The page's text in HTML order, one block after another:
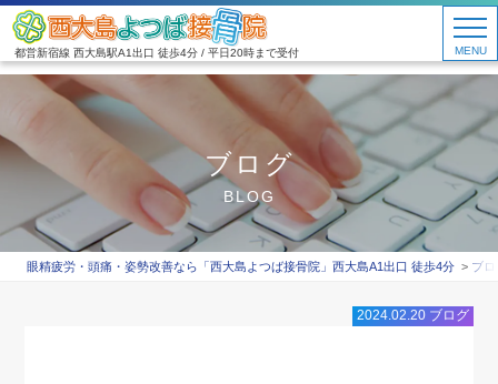
都営新宿線 西大島駅A1出口 徒歩4分 / 平日20時まで受付 MENU
ブログ
BLOG
眼精疲労・頭痛・姿勢改善なら「西大島よつば接骨院」西大島A1出口 徒歩4分 ブロ
2024.02.20 ブログ